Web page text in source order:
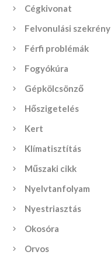
Cégkivonat
Felvonulási szekrény
Férfi problémák
Fogyókúra
Gépkölcsönző
Hőszigetelés
Kert
Klímatisztítás
Műszaki cikk
Nyelvtanfolyam
Nyestriasztás
Okosóra
Orvos